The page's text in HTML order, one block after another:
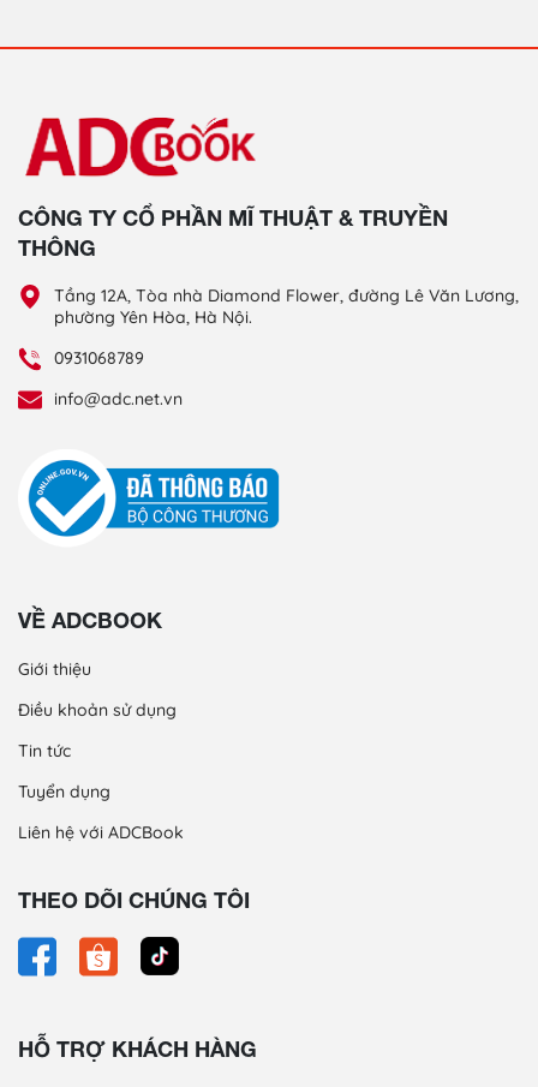
CÔNG TY CỔ PHẦN MĨ THUẬT & TRUYỀN
THÔNG
Tầng 12A, Tòa nhà Diamond Flower, đường Lê Văn Lương,
phường Yên Hòa, Hà Nội.
0931068789
info@adc.net.vn
VỀ ADCBOOK
Giới thiệu
Điều khoản sử dụng
Tin tức
Tuyển dụng
Liên hệ với ADCBook
THEO DÕI CHÚNG TÔI
HỖ TRỢ KHÁCH HÀNG